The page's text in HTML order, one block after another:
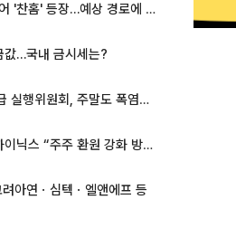
태풍 '돌핀' 이어 '찬홈' 등장…예상 경로에 한국 '한숨'
값…국내 금시세는?
오늘 KBO 긴급 실행위원회, 주말도 폭염취소 될까
삼성전자·SK하이닉스 “주주 환원 강화 방안 마련”
아연ㆍ심텍ㆍ엘앤에프 등